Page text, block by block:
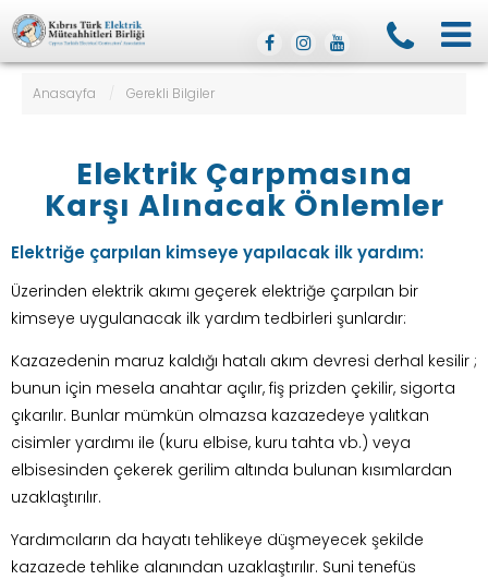
Anasayfa / Gerekli Bilgiler
Elektrik Çarpmasına
Karşı Alınacak Önlemler
Elektriğe çarpılan kimseye yapılacak ilk yardım:
Üzerinden elektrik akımı geçerek elektriğe çarpılan bir
kimseye uygulanacak ilk yardım tedbirleri şunlardır:
Kazazedenin maruz kaldığı hatalı akım devresi derhal kesilir ;
bunun için mesela anahtar açılır, fiş prizden çekilir, sigorta
çıkarılır. Bunlar mümkün olmazsa kazazedeye yalıtkan
cisimler yardımı ile (kuru elbise, kuru tahta vb.) veya
elbisesinden çekerek gerilim altında bulunan kısımlardan
uzaklaştırılır.
Yardımcıların da hayatı tehlikeye düşmeyecek şekilde
kazazede tehlike alanından uzaklaştırılır. Suni tenefüs